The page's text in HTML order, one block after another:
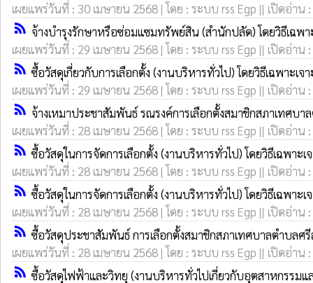
เผยแพร่วันที่ : 30 เมษายน 2568 | โดย : ระบบ rss Egp || เปิดอ่าน
rss_feed จ้างบำรุงรักษาหรือซ่อมแซมทรัพย์สิน (สำนักปลัด) โดยวิธีเฉพา
เผยแพร่วันที่ : 29 เมษายน 2568 | โดย : ระบบ rss Egp || เปิดอ่าน
rss_feed ซื้อวัสดุเกี่ยวกับการเลือกตั้ง (งานบริหารทั่วไป) โดยวิธีเฉพาะเจา
เผยแพร่วันที่ : 29 เมษายน 2568 | โดย : ระบบ rss Egp || เปิดอ่าน
rss_feed จ้างเหมาประชาสัมพันธ์ รณรงค์การเลือกตั้งสมาชิกสภาเทศบ
เผยแพร่วันที่ : 28 เมษายน 2568 | โดย : ระบบ rss Egp || เปิดอ่าน
rss_feed ซื้อวัสดุในการจัดการเลือกตั้ง (งานบริหารทั่วไป) โดยวิธีเฉพาะเ
เผยแพร่วันที่ : 28 เมษายน 2568 | โดย : ระบบ rss Egp || เปิดอ่าน
rss_feed ซื้อวัสดุในการจัดการเลือกตั้ง (งานบริหารทั่วไป) โดยวิธีเฉพาะเ
เผยแพร่วันที่ : 28 เมษายน 2568 | โดย : ระบบ rss Egp || เปิดอ่าน
rss_feed ซื้อวัสดุประชาสัมพันธ์ การเลือกตั้งสมาชิกสภาเทศบาลตำบลศ
เผยแพร่วันที่ : 28 เมษายน 2568 | โดย : ระบบ rss Egp || เปิดอ่าน
rss_feed ซื้อวัสดุไฟฟ้าและวิทยุ (งานบริหารทั่วไปเกี่ยวกับอุตสาหกรรมแล